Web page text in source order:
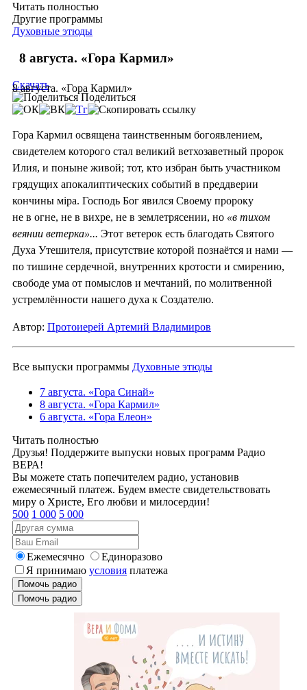
Читать полностью
Другие программы
Духовные этюды
8 августа. «Гора Кармил»
8 августа. «Гора Кармил»
Скачать
Поделиться
Гора Кармил освящена таинственным богоявлением,
свидетелем которого стал великий ветхозаветный пророк
Илия, и поныне живой; тот, кто избран быть участником
грядущих апокалиптических событий в преддверии
кончины мiра. Господь Бог явился Своему пророку
не в огне, не в вихре, не в землетрясении, но «в тихом
веянии ветерка»... Этот ветерок есть благодать Святого
Духа Утешителя, присутствие которой познаётся и нами —
по тишине сердечной, внутренних кротости и смирению,
свободе ума от помыслов и мечтаний, по молитвенной
устремлённости нашего духа к Создателю.
Автор: Протоиерей Артемий Владимиров
Все выпуски программы Духовные этюды
7 августа. «Гора Синай»
8 августа. «Гора Кармил»
6 августа. «Гора Елеон»
Читать полностью
Друзья! Поддержите выпуски новых программ Радио
ВЕРА!
Вы можете стать попечителем радио, установив
ежемесячный платеж. Будем вместе свидетельствовать
миру о Христе, Его любви и милосердии!
500 1 000 5 000
Ежемесячно
Единоразово
Я принимаю условия платежа
Помочь радио
Помочь радио